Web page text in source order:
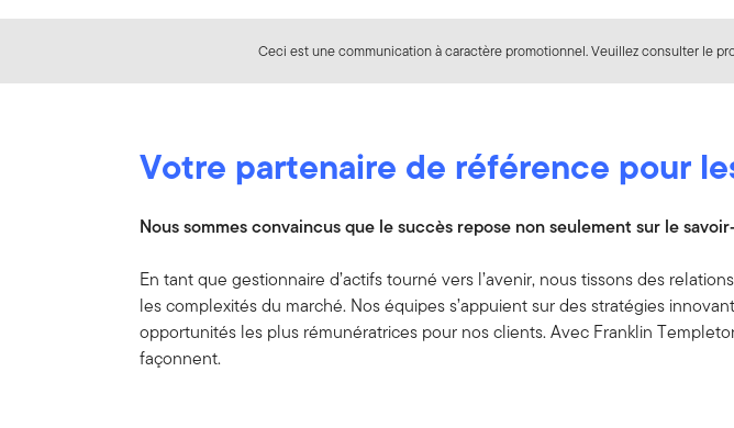
Ceci est une communication à caractère promotionnel. Veuillez consulter le
Votre partenaire de référence pour
Nous sommes convaincus que le succès repose non seulement sur le
En tant que gestionnaire d’actifs tourné vers l’avenir, nous tissons des
les complexités du marché. Nos équipes s’appuient sur des stratégies
opportunités les plus rémunératrices pour nos clients. Avec Franklin
façonnent.